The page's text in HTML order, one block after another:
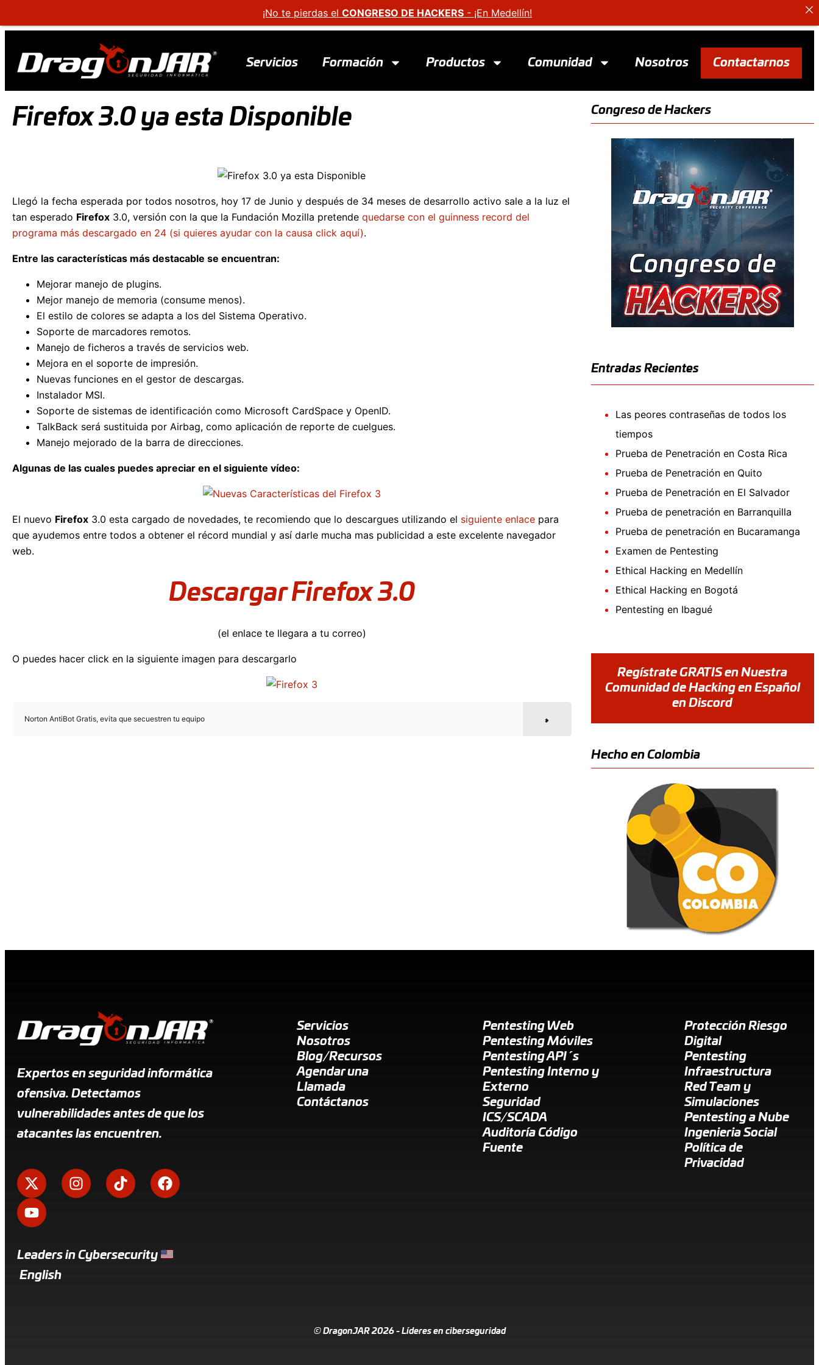
Servicios Formación Productos Comunidad Nosotros Contactarnos
Firefox 3.0 ya esta Disponible
Llegó la fecha esperada por todos nosotros, hoy 17 de Junio y después de 34 meses de desarrollo activo sale a la luz el
tan esperado Firefox 3.0, versión con la que la Fundación Mozilla pretende quedarse con el guinness record del
programa más descargado en 24 (si quieres ayudar con la causa click aquí).
Entre las características más destacable se encuentran:
Mejorar manejo de plugins.
Mejor manejo de memoria (consume menos).
El estilo de colores se adapta a los del Sistema Operativo.
Soporte de marcadores remotos.
Manejo de ficheros a través de servicios web.
Mejora en el soporte de impresión.
Nuevas funciones en el gestor de descargas.
Instalador MSI.
Soporte de sistemas de identificación como Microsoft CardSpace y OpenID.
TalkBack será sustituida por Airbag, como aplicación de reporte de cuelgues.
Manejo mejorado de la barra de direcciones.
Algunas de las cuales puedes apreciar en el siguiente vídeo:
El nuevo Firefox 3.0 esta cargado de novedades, te recomiendo que lo descargues utilizando el siguiente enlace para
que ayudemos entre todos a obtener el récord mundial y así darle mucha mas publicidad a este excelente navegador
web.
DescargarFirefox3.0
(el enlace te llegara a tu correo)
O puedes hacer click en la siguiente imagen para descargarlo
Norton AntiBot Gratis, evita que secuestren tu equipo
Congreso de Hackers
Entradas Recientes
Las peores contraseñas de todos los
tiempos
Prueba de Penetración en Costa Rica
Prueba de Penetración en Quito
Prueba de Penetración en El Salvador
Prueba de penetración en Barranquilla
Prueba de penetración en Bucaramanga
Examen de Pentesting
Ethical Hacking en Medellín
Ethical Hacking en Bogotá
Pentesting en Ibagué
Regístrate GRATIS en Nuestra
Comunidad de Hacking en Español
en Discord
Hecho en Colombia
Expertos en seguridad informática
ofensiva. Detectamos
vulnerabilidades antes de que los
atacantes las encuentren.
Leaders in Cybersecurity
English
Servicios
Nosotros
Blog/Recursos
Agendar una
Llamada
Contáctanos
Pentesting Web
Pentesting Móviles
Pentesting API´s
Pentesting Interno y
Externo
Seguridad
ICS/SCADA
Auditoría Código
Fuente
Protección Riesgo
Digital
Pentesting
Infraestructura
Red Team y
Simulaciones
Pentesting a Nube
Ingenieria Social
Política de
Privacidad
© DragonJAR 2026 - Líderes en ciberseguridad
¡No te pierdas el CONGRESO DE HACKERS - ¡En Medellín!